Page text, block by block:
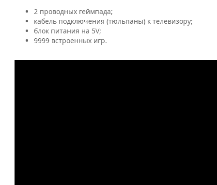
2 проводных геймпада;
кабель подключения (тюльпаны) к телевизору;
блок питания на 5V;
9999 встроенных игр.